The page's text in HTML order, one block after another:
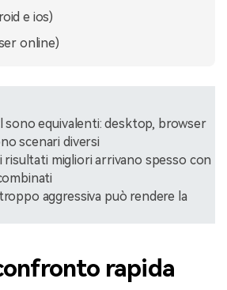
e ios)
online)
equivalenti: desktop, browser
scenari diversi
risultati migliori arrivano spesso con
aggressiva può rendere la
rapida